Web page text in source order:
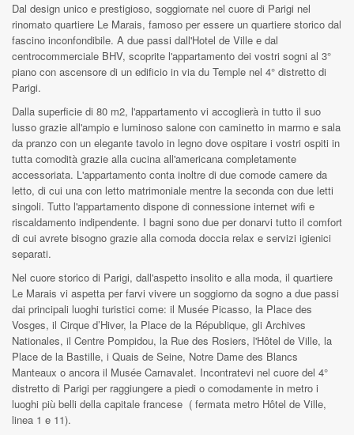
Dal design unico e prestigioso, soggiornate nel cuore di Parigi nel
rinomato quartiere Le Marais, famoso per essere un quartiere storico dal
fascino inconfondibile. A due passi dall'Hotel de Ville e dal
centrocommerciale BHV, scoprite l'appartamento dei vostri sogni al 3°
piano con ascensore di un edificio in via du Temple nel 4° distretto di
Parigi.
Dalla superficie di 80 m2, l'appartamento vi accoglierà in tutto il suo
lusso grazie all'ampio e luminoso salone con caminetto in marmo e sala
da pranzo con un elegante tavolo in legno dove ospitare i vostri ospiti in
tutta comodità grazie alla cucina all'americana completamente
accessoriata. L'appartamento conta inoltre di due comode camere da
letto, di cui una con letto matrimoniale mentre la seconda con due letti
singoli. Tutto l'appartamento dispone di connessione internet wifi e
riscaldamento indipendente. I bagni sono due per donarvi tutto il comfort
di cui avrete bisogno grazie alla comoda doccia relax e servizi igienici
separati.
Nel cuore storico di Parigi, dall'aspetto insolito e alla moda, il quartiere
Le Marais vi aspetta per farvi vivere un soggiorno da sogno a due passi
dai principali luoghi turistici come: il Musée Picasso, la Place des
Vosges, il Cirque d’Hiver, la Place de la République, gli Archives
Nationales, il Centre Pompidou, la Rue des Rosiers, l'Hôtel de Ville, la
Place de la Bastille, i Quais de Seine, Notre Dame des Blancs
Manteaux o ancora il Musée Carnavalet. Incontratevi nel cuore del 4°
distretto di Parigi per raggiungere a piedi o comodamente in metro i
luoghi più belli della capitale francese ( fermata metro Hôtel de Ville,
linea 1 e 11).